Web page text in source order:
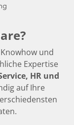
und
Expertise
HR und
auf Ihre